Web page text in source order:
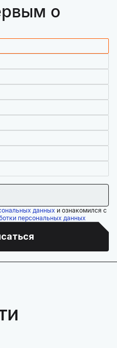
о
данных и ознакомился с
персональных данных